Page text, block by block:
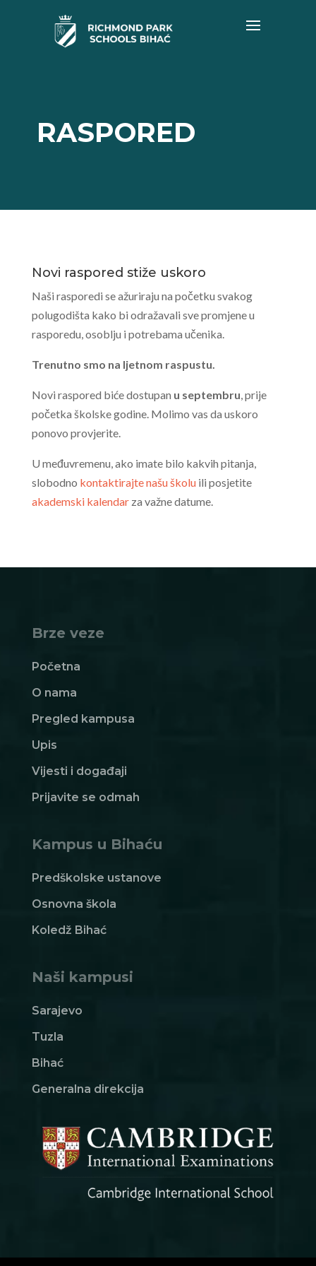
RASPORED
Novi raspored stiže uskoro
Naši rasporedi se ažuriraju na početku svakog
polugodišta kako bi odražavali sve promjene u
rasporedu, osoblju i potrebama učenika.
Trenutno smo na ljetnom raspustu.
Novi raspored biće dostupan u septembru , prije
početka školske godine. Molimo vas da uskoro
ponovo provjerite.
U međuvremenu, ako imate bilo kakvih pitanja,
slobodno kontaktirajte našu školuili posjetite
akademski kalendarza važne datume.
Brze veze
Početna
O nama
Pregled kampusa
Upis
Vijesti i događaji
Prijavite se odmah
Kampus u Bihaću
Predškolske ustanove
Osnovna škola
Koledž Bihać
Naši kampusi
Sarajevo
Tuzla
Bihać
Generalna direkcija